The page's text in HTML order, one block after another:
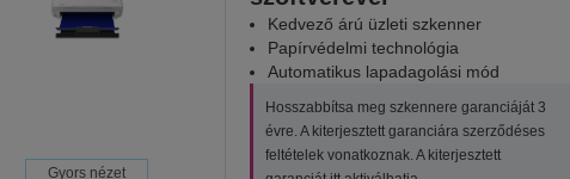
Gyors nézet
Kedvező árú üzleti szkenner
Papírvédelmi technológia
Automatikus lapadagolási mód
Hosszabbítsa meg szkennere garanciáját 3
évre. A kiterjesztett garanciára szerződéses
feltételek vonatkoznak. A kiterjesztett